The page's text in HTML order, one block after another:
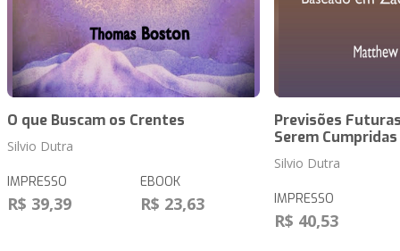
O que Buscam os Crentes
Silvio Dutra
IMPRESSO
R$ 39,39
EBOOK
R$ 23,63
Previsões
Serem Cumpridas
Silvio Dutra
IMPRESSO
R$ 40,53